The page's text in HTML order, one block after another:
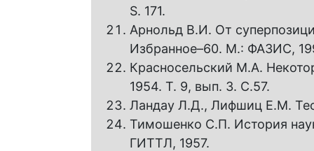
S. 171.
Арнольд В.И. От
Избранное–60. М.: ФАЗИС,
Красносельский М.А.
1954. Т. 9, вып. 3. С.57.
Ландау Л.Д., Лифшиц Е.М.
Тимошенко С.П. История
ГИТТЛ, 1957.